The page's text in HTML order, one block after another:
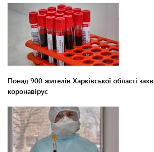
Понад 900 жителів Харківської області
коронавірус